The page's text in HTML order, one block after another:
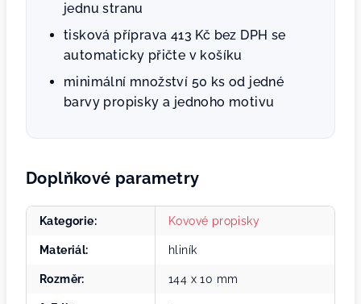
jednu stranu
tisková příprava 413 Kč bez DPH se
automaticky přičte v košíku
minimální množství 50 ks od jedné
barvy propisky a jednoho motivu
Doplňkové parametry
Kategorie: Kovové propisky
Materiál: hliník
Rozměr: 144 x 10 mm